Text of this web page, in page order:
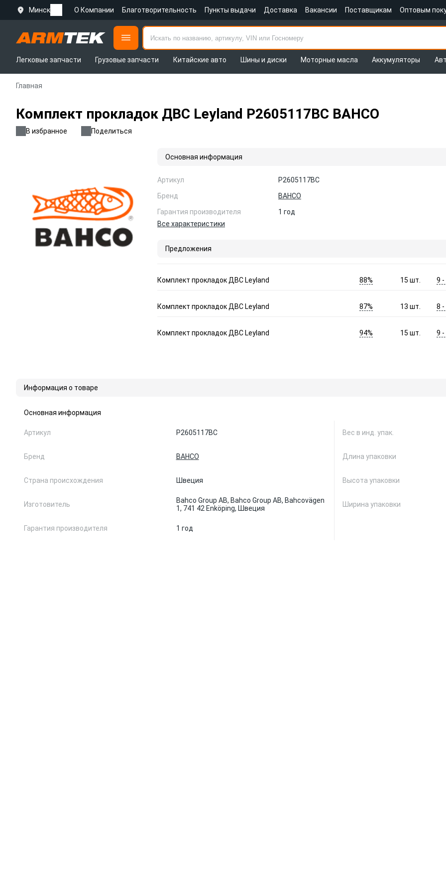
Минск О Компании Благотворительность Пункты выдачи Доставка Вакансии Поставщикам Оптовым
Легковые запчасти
Грузовые запчасти Китайские авто Шины и диски Моторные масла Аккумуляторы
Главная
Комплект прокладок ДВС Leyland P2605117BC BAHCO
В избранное Поделиться
Основная информация
Артикул
P2605117BC
Бренд
BAHCO
Гарантия производителя
1 год
Все характеристики
Предложения
Комплект прокладок ДВС Leyland 88% 15шт. 9 -
Комплект прокладок ДВС Leyland 87% 13шт. 8 -
Комплект прокладок ДВС Leyland 94% 15шт. 9 -
Информация о товаре
Основная информация
Артикул P2605117BC
Бренд BAHCO
Страна происхождения Швеция
Изготовитель
Bahco Group AB, Bahco Group AB, Bahcovägen
1, 741 42 Enköping, Швеция
Гарантия производителя 1 год
Вес в инд. упак.
Длина упаковки
Высота упаковки
Ширина упаковки